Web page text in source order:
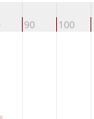
90 100